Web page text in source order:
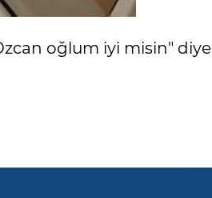
oğlum iyi misin" diye